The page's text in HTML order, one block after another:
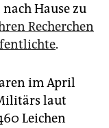
Hause zu
Recherchen
.
im April
laut
Leichen